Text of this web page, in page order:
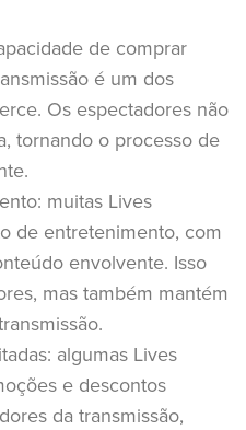
de comprar
é um dos
Os espectadores não
tornando o processo de
muitas Lives
de entretenimento, com
envolvente. Isso
mas também mantém
algumas Lives
e descontos
da transmissão,